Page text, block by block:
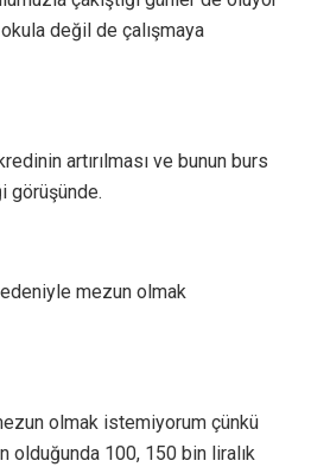
değil de çalışmaya
artırılması ve bunun burs
görüşünde.
mezun olmak
olmak istemiyorum çünkü
olduğunda 100, 150 bin liralık